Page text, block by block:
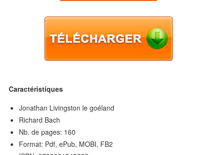
Caractéristiques
Jonathan Livingston le goéland
Richard Bach
Nb. de pages: 160
Format: Pdf, ePub, MOBI, FB2